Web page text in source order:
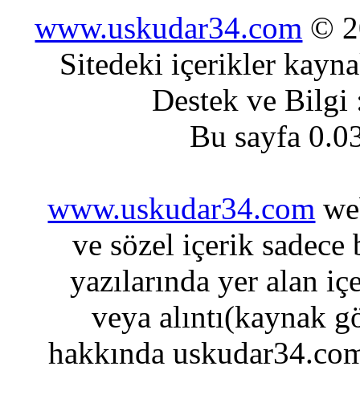
www.uskudar34.com ©
Sitedeki içerikler
Destek ve
Bu sayfa
www.uskudar34.com
ve sözel içerik sadece
yazılarında yer alan
veya alıntı(kaynak
hakkında